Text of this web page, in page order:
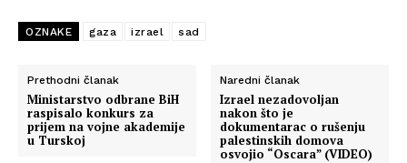
OZNAKE gaza izrael sad
Prethodni članak
Ministarstvo odbrane BiH
raspisalo konkurs za
prijem na vojne akademije
u Turskoj
Naredni članak
Izrael nezadovoljan
nakon što je
dokumentarac o rušenju
palestinskih domova
osvojio “Oscara” (VIDEO)